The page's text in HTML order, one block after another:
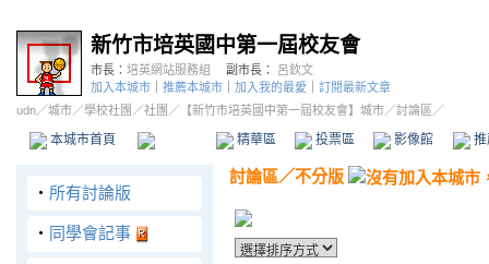
新竹市培英國中第一屆校友會
市長： 培英網站服務組 副市長：
呂欽文
加入本城市
推薦本城市 加入我的最愛
訂閱最新文章
udn／城市／學校社團 ／社團 ／ 【新竹市培英國中第一屆校友會】城市／討論區／
本城市首頁 精華區 投票區 影像館
‧ 所有討論版
‧ 同學會記事
討論區／不分版